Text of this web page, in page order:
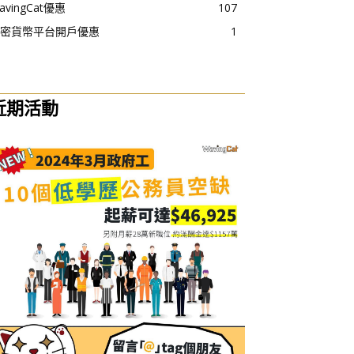
優惠
107
貨幣平台開戶優惠
1
期活動